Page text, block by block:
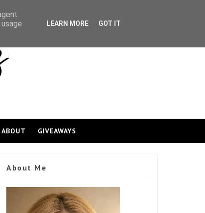
ABOUT GIVEAWAYS
About Me
LEARN MORE GOT IT